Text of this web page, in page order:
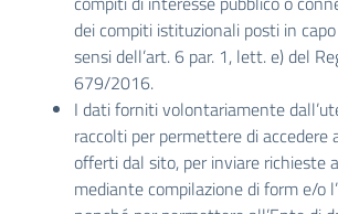
dei compiti istituzionali posti in
sensi dell’art. 6 par. 1, lett. e) del
679/2016.
I dati forniti volontariamente
raccolti per permettere di accedere
offerti dal sito, per inviare richieste
mediante compilazione di form e/o